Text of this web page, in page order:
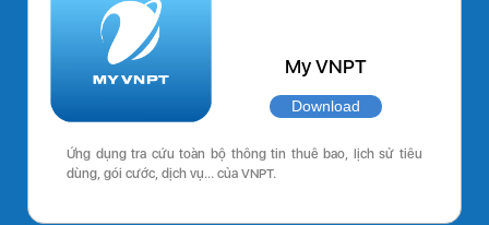
My VNPT
Download
Ứng dụng tra cứu toàn bộ thông tin thuê bao, lịch sử tiêu
dùng, gói cước, dịch vụ… của VNPT.